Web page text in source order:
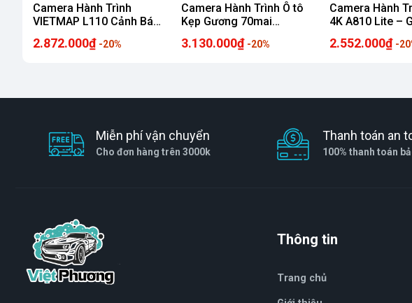
Camera Hành Trình
VIETMAP L110 Cảnh Báo
Giao Thông, Định Vị và
Giám Sát Xe Từ Xa (Tặng
2.872.000₫ -20%
Camera Hành Trình Ô tô
Kẹp Gương 70mai
Rearview Dash Cam S410
(Màn hình cảm ứng, ra
3.130.000₫ -20%
Camera Hành
4K A810 Lite –
Kép Siêu Nét,
Giọng Nói Tiếng
2.552.000₫ -
Miễn phí vận chuyển
Cho đơn hàng trên 3000k
Thanh toán an
100% thanh toán
Thông tin
Trang chủ